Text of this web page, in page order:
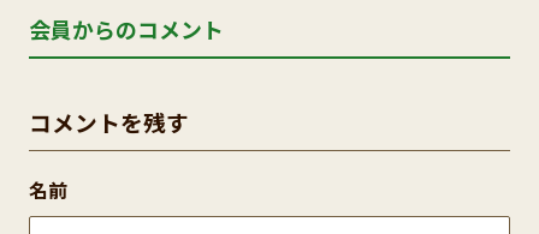
会員からのコメント
コメントを残す
名前